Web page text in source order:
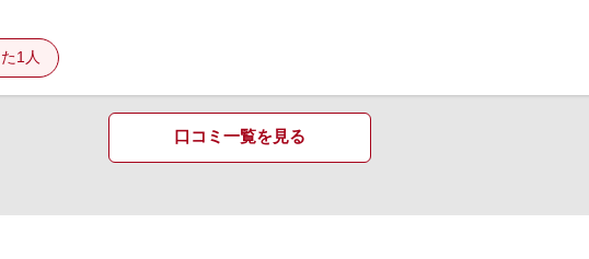
1人
口コミ一覧を見る